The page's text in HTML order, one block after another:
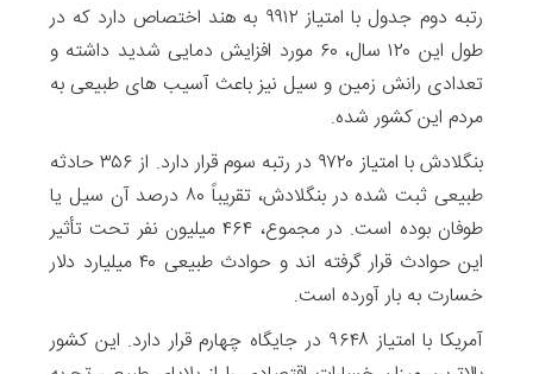
رتبه دوم جدول با امتیاز ۹۹۱۲ به هند اختصاص دارد که در
طول این ۱۲۰ سال، ۶۰ مورد افزایش دمایی شدید داشته و
تعدادی رانش زمین و سیل نیز باعث آسیب های طبیعی به
مردم این کشور شده.
بنگلادش با امتیاز ۹۷۲۰ در رتبه سوم قرار دارد. از ۳۵۶ حادثه
طبیعی ثبت شده در بنگلادش، تقریباً ۸۰ درصد آن سیل یا
طوفان بوده است. در مجموع، ۴۶۴ میلیون نفر تحت تأثیر
این حوادث قرار گرفته اند و حوادث طبیعی ۴۰ میلیارد دلار
خسارت به بار آورده است.
آمریکا با امتیاز ۹۶۴۸ در جایگاه چهارم قرار دارد. این کشور